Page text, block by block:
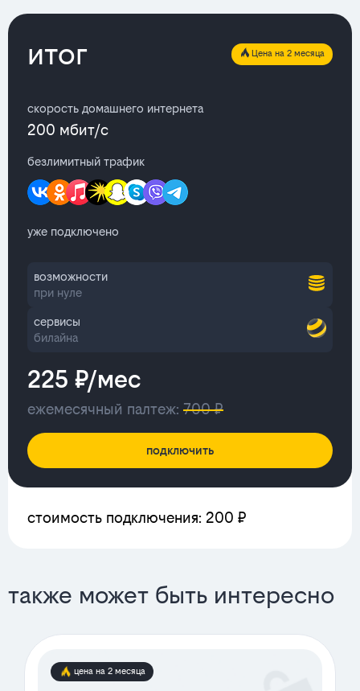
итог Цена на 2 месяца
скорость домашнего интернета
200 мбит/с
безлимитный трафик
уже подключено
возможности
при нуле
сервисы
билайна
225 ₽/мес
ежемесячный палтеж: 700 ₽
подключить
стоимость подключения: 200 ₽
также может быть интересно
цена на 2 месяца